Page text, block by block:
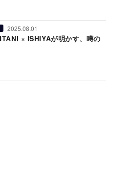
2025.08.01
× ISHIYAが明かす、噂の